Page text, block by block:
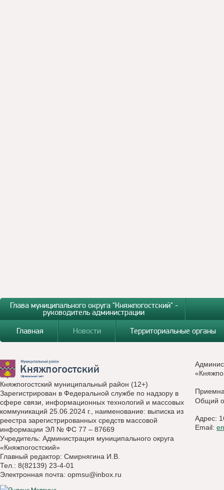
Глава муниципального округа "Княжпогостский" -
руководитель администрации
Главная
Новости Территориальные органы
Княжпогостский муниципальный район (12+)
Зарегистрирован в Федеральной службе по надзору в
сфере связи, информационных технологий и массовых
коммуникаций 25.06.2024 г., наименование: выписка из
реестра зарегистрированных средств массовой
информации ЭЛ № ФС 77 – 87669
Учредитель: Администрация муниципального округа
«Княжпогостский»
Главный редактор: Смирнягина И.В.
Тел.: 8(82139) 23-4-01
Электронная почта: opmsu@inbox.ru
Общий
Адрес:
Email: